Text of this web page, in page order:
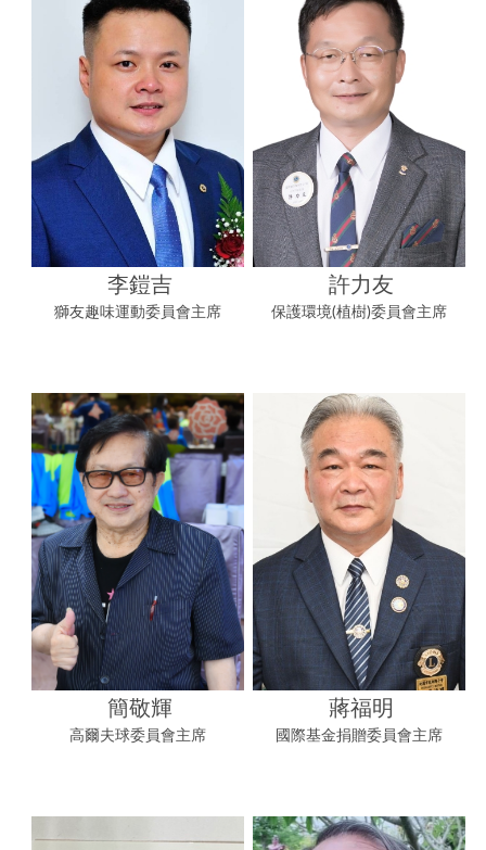
李鎧吉
獅友趣味運動委員會主席
許力友
保護環境(植樹)委員會主席
簡敬輝
高爾夫球委員會主席
蔣福明
國際基金捐贈委員會主席